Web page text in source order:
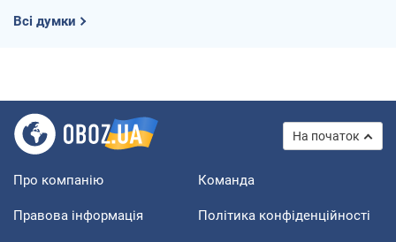
Всі думки
На початок
Про компанію Команда
Правова інформація Політика конфіденційності